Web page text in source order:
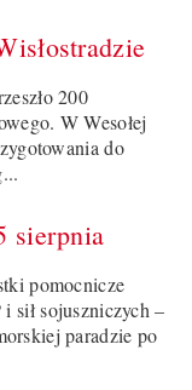
200
W Wesołej
do
sierpnia
pomocnicze
sił sojuszniczych –
paradzie po